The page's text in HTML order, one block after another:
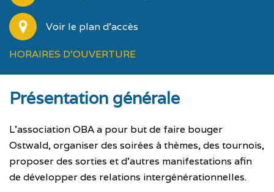
Voir le plan d'accès
HORAIRES D'OUVERTURE
Présentation générale
L’association OBA a pour but de faire bouger
Ostwald, organiser des soirées à thèmes, des tournois,
proposer des sorties et d’autres manifestations afin
de développer des relations intergénérationnelles.